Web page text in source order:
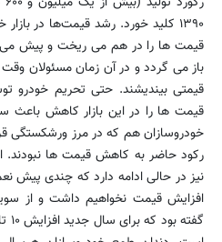
۱۳۹۰ کلید خورد. رشد قیمت‌ها در
قیمت ها را در هم می ریخت و پیش می
باز می گردد و در آن زمان مسئولان وقت
قیمتی بیندیشند. حتی تحریم خودرو
قیمت ها را در این بازار کاهش باعث
خودروسازان هم که در مرز ورشکستگی
رکود حاضر به کاهش قیمت ها نبودند.
نیز در حالی ادامه دارد که چندی پیش
افزایش قیمت نخواهیم داشت و از